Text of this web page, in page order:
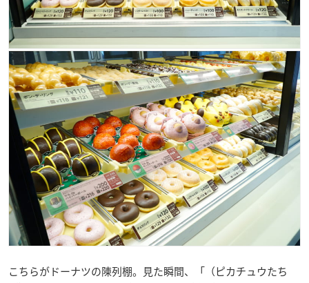
こちらがドーナツの陳列棚。見た瞬間、「（ピカチュウたち